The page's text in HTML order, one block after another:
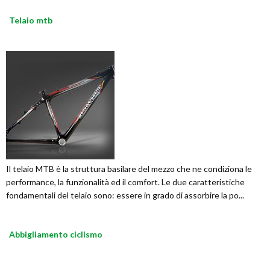
Telaio mtb
Il telaio MTB è la struttura basilare del mezzo che ne condiziona le
performance, la funzionalità ed il comfort. Le due caratteristiche
fondamentali del telaio sono: essere in grado di assorbire la po...
Abbigliamento ciclismo